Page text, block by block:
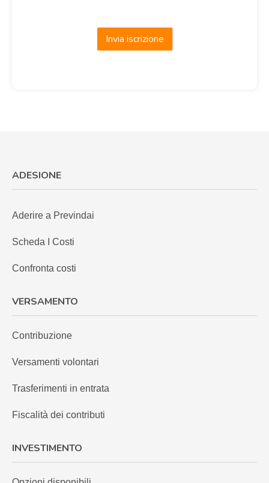
Invia iscrizione
ADESIONE
Aderire a Previndai
Scheda I Costi
Confronta costi
VERSAMENTO
Contribuzione
Versamenti volontari
Trasferimenti in entrata
Fiscalità dei contributi
INVESTIMENTO